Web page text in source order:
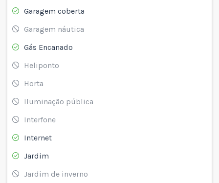
Garagem coberta
Garagem náutica
Gás Encanado
Heliponto
Horta
Iluminação pública
Interfone
Internet
Jardim
Jardim de inverno